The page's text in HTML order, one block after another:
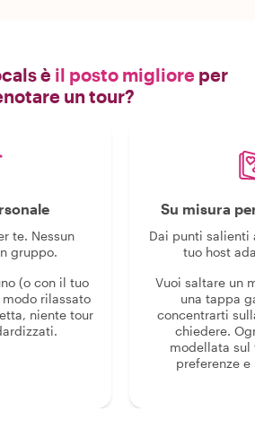
è il posto migliore per
un tour?
te. Nessun
gruppo.
(o con il tuo
rilassato
niente tour
Su misura
Dai punti salienti
tuo host
Vuoi saltare un
una tappa
concentrarti
chiedere.
modellata sul
preferenze